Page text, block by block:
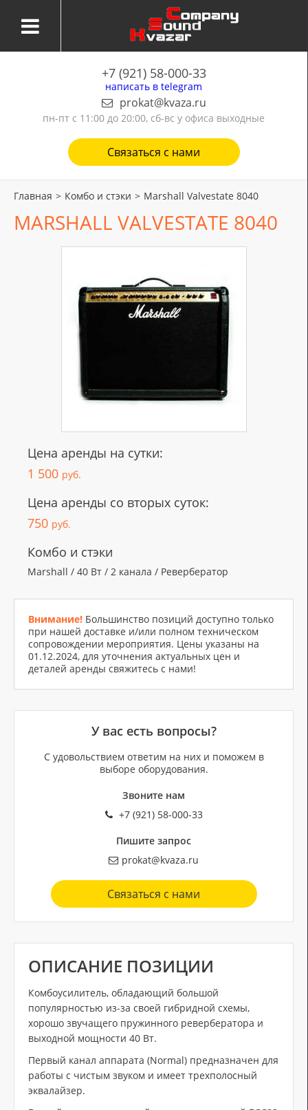
+7 (921) 58-000-33
написать в telegram
prokat@kvaza.ru
пн-пт с 11:00 до 20:00, сб-вс у офиса выходные
Связаться с нами
Главная > Комбо и стэки > Marshall Valvestate 8040
MARSHALL VALVESTATE 8040
Цена аренды на сутки:
1 500 руб.
Цена аренды со вторых суток:
750 руб.
Комбо и стэки
Marshall / 40 Вт / 2 канала / Ревербератор
Внимание! Большинство позиций доступно только
при нашей доставке и/или полном техническом
сопровождении мероприятия. Цены указаны на
01.12.2024, для уточнения актуальных цен и
деталей аренды свяжитесь с нами!
У вас есть вопросы?
С удовольствием ответим на них и поможем в
выборе оборудования.
Звоните нам
+7 (921) 58-000-33
Пишите запрос
prokat@kvaza.ru
Связаться с нами
ОПИСАНИЕ ПОЗИЦИИ
Комбоусилитель, обладающий большой
популярностью из-за своей гибридной схемы,
хорошо звучащего пружинного ревербератора и
выходной мощности 40 Вт.
Первый канал аппарата (Normal) предназначен для
работы с чистым звуком и имеет трехполосный
эквалайзер.